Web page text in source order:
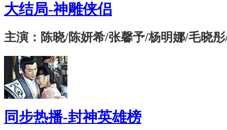
大结局-神雕侠侣
主演：陈晓/陈妍希/张馨予/杨明娜/毛晓
同步热播-封神英雄榜